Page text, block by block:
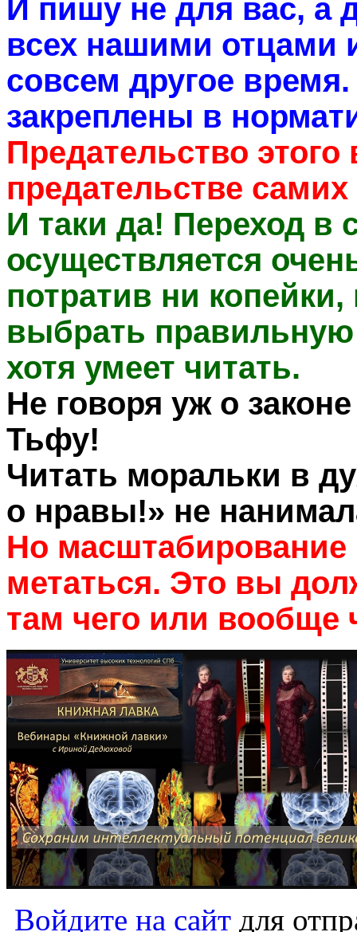
И пишу не для вас, а
всех нашими отцами
совсем другое
закреплены в
Предательство
предательстве самих
И таки да! Переход в
осуществляется
потратив ни
выбрать правильную
хотя умеет читать.
Не говоря уж о законе
Тьфу!
Читать моральки в
о нравы!» не
Но масштабирование
метаться. Это вы
там чего или вообще
Войдите на сайт для